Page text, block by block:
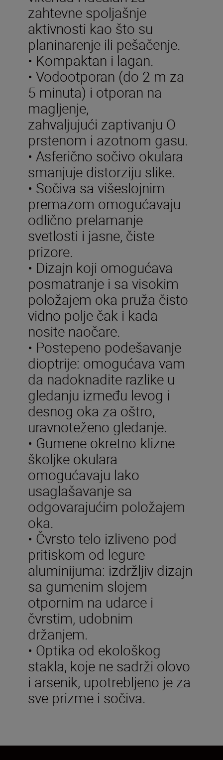
zahtevne spoljašnje
aktivnosti kao što su
planinarenje ili pešačenje.
• Kompaktan i lagan.
• Vodootporan (do 2 m za
5 minuta) i otporan na
magljenje,
zahvaljujući zaptivanju O
prstenom i azotnom gasu.
• Asferično sočivo okulara
smanjuje distorziju slike.
• Sočiva sa višeslojnim
premazom omogućavaju
odlično prelamanje
svetlosti i jasne, čiste
prizore.
• Dizajn koji omogućava
posmatranje i sa visokim
položajem oka pruža čisto
vidno polje čak i kada
nosite naočare.
• Postepeno podešavanje
dioptrije: omogućava vam
da nadoknadite razlike u
gledanju između levog i
desnog oka za oštro,
uravnoteženo gledanje.
• Gumene okretno-klizne
školjke okulara
omogućavaju lako
usaglašavanje sa
odgovarajućim položajem
oka.
• Čvrsto telo izliveno pod
pritiskom od legure
aluminijuma: izdržljiv dizajn
sa gumenim slojem
otpornim na udarce i
čvrstim, udobnim
držanjem.
• Optika od ekološkog
stakla, koje ne sadrži olovo
i arsenik, upotrebljeno je za
sve prizme i sočiva.